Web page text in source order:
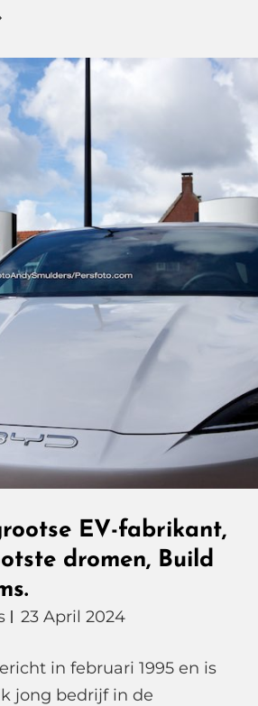
Is
Xpeng
G6
De
Concurrent
Van
De
Tesla
Model
Y?
EV-fabrikant,
dromen, Build
23 April 2024
in februari 1995 en is
jong bedrijf in de